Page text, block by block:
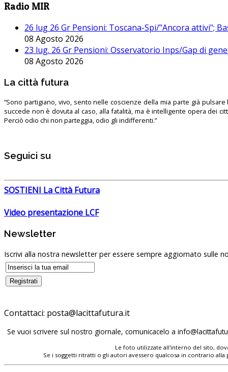
Radio MIR
26 lug 26 Gr Pensioni: Toscana-Spi/"Ancora attivi";
08 Agosto 2026
23 lug. 26 Gr Pensioni: Osservatorio Inps/Gap di
08 Agosto 2026
La città futura
“Sono partigiano, vivo, sento nelle coscienze della mia parte già pulsare
succede non è dovuta al caso, alla fatalità, ma è intelligente opera dei
Perciò odio chi non parteggia, odio gli indifferenti.”
Seguici su
SOSTIENI La Città Futura
Video presentazione LCF
Newsletter
Iscrivi alla nostra newsletter per essere sempre aggiornato sulle
Contattaci:
Se vuoi scrivere sul nostro giornale, comunicacelo a
Le foto utilizzate all'interno del sito,
Se i soggetti ritratti o gli autori avessero qualcosa in contrario